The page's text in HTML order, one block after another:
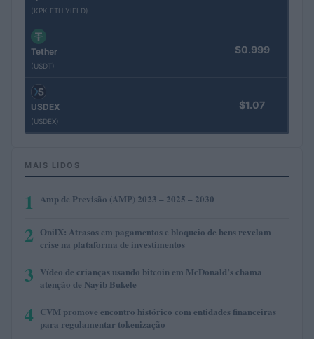
(KPK ETH YIELD)
Tether
(USDT)
$0.999
USDEX
(USDEX)
$1.07
MAIS LIDOS
1 Amp de Previsão (AMP) 2023 – 2025 – 2030
2 OnilX: Atrasos em pagamentos e bloqueio de bens revelam
crise na plataforma de investimentos
3 Vídeo de crianças usando bitcoin em McDonald’s chama
atenção de Nayib Bukele
4 CVM promove encontro histórico com entidades financeiras
para regulamentar tokenização